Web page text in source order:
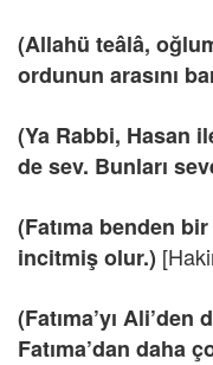
(Allahü teâlâ,
ordunun arasını
(Ya Rabbi, Hasan
de sev. Bunları
(Fatıma benden
incitmiş olur.)
(Fatıma’yı
Fatıma’dan daha